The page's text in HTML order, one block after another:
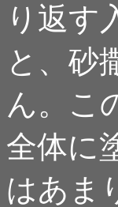
り返す
と、砂
ん。こ
全体に
はあま